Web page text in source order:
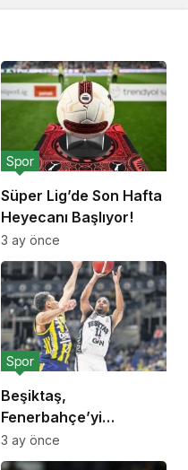
Süper Lig’de Son Hafta
Heyecanı Başlıyor!
Spor
3 ay önce
Beşiktaş,
Fenerbahçe’yi
Deplasmanda Yendi!
Spor
3 ay önce